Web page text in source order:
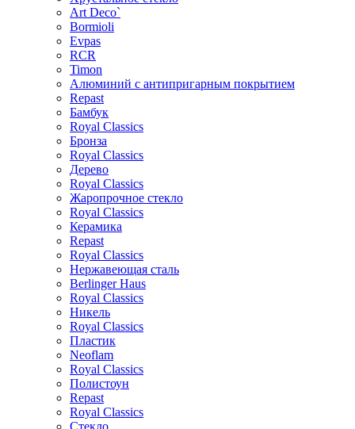
Art Deco`
Bormioli
Evpas
RCR
Timon
Алюминий с антипригарным покрытием
Repast
Бамбук
Royal Classics
Бронза
Royal Classics
Дерево
Royal Classics
Жаропрочное стекло
Royal Classics
Керамика
Repast
Royal Classics
Нержавеющая сталь
Berlinger Haus
Royal Classics
Никель
Royal Classics
Пластик
Neoflam
Royal Classics
Полистоун
Repast
Royal Classics
Стекло